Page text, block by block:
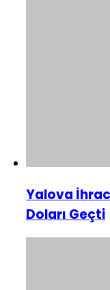
Yalova
Doları Geçti